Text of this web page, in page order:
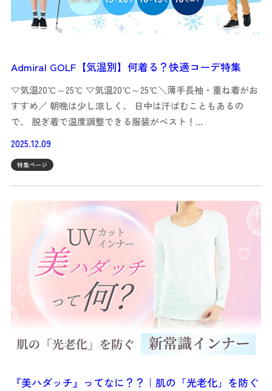
Admiral GOLF【気温別】何着る？快適コーデ特集
▽気温20℃～25℃ ▽気温20℃～25℃＼薄手長袖・重ね着がお
すすめ／ 朝晩は少し涼しく、 日中は汗ばむこともあるの
で、 脱ぎ着で温度調整できる服装がベスト！…
2025.12.09
特集ページ
『美ハダッチ』ってなに？？｜肌の「光老化」を防ぐ